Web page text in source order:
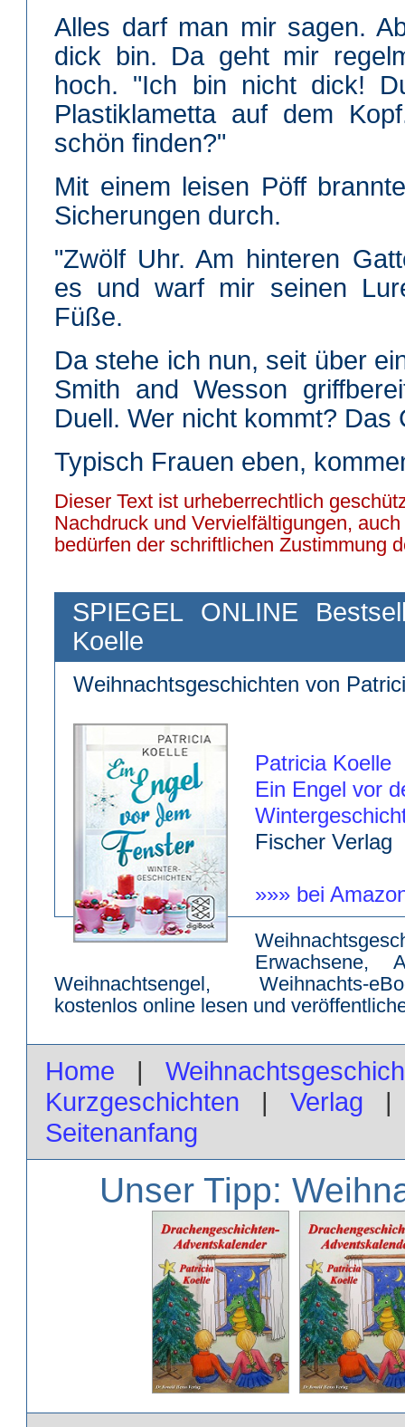
Alles darf man mir sagen.
dick bin. Da geht mir
hoch. "Ich bin nicht dick!
Plastiklametta auf dem
schön finden?"
Mit einem leisen Pöff
Sicherungen durch.
"Zwölf Uhr. Am hinteren
es und warf mir seinen
Füße.
Da stehe ich nun, seit über
Smith and Wesson
Duell. Wer nicht kommt? Das
Typisch Frauen eben,
Dieser Text ist urheberrechtlich
Nachdruck und Vervielfältigungen,
bedürfen der schriftlichen Zustimmung
SPIEGEL ONLINE
Koelle
Weihnachtsgeschichten von
Patricia Koelle
Ein Engel vor
Fischer Verlag
»»» bei
Erwachsene,
Weihnachtsengel, Weihnachts-
kostenlos online lesen und
Home |
Kurzgeschichten | Verlag
Seitenanfang
Unser Tipp: